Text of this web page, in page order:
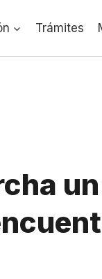
Trámites
un